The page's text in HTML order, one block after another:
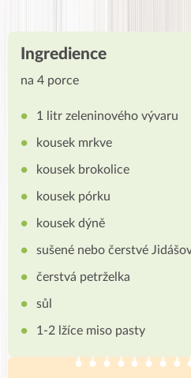
Ingredience
na 4 porce
1 litr zeleninového vývaru
kousek mrkve
kousek brokolice
kousek pórku
kousek dýně
sušené nebo čerstvé
čerstvá petrželka
sůl
1-2 lžíce miso pasty